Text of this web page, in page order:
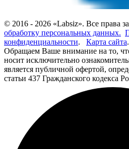
© 2016 - 2026 «Labsiz». Все права
обработку персональных данных.
конфиденциальности. Карта сайта.
Обращаем Ваше внимание на то,
носит исключительно
является публичной офертой,
статьи 437 Гражданского кодекса